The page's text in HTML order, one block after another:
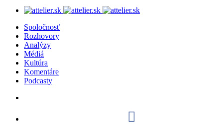
Spoločnosť
Rozhovory
Analýzy
Médiá
Kultúra
Komentáre
Podcasty